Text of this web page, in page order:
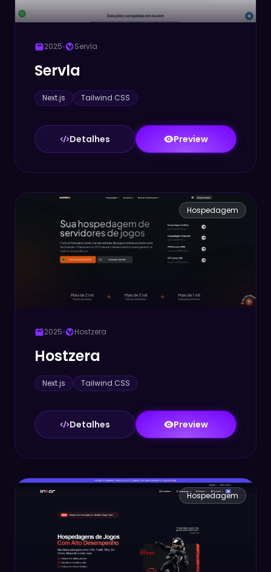
2025 Servla
Servla
Next.js Tailwind CSS
Detalhes Preview
Hospedagem
2025 Hostzera
Hostzera
Next.js Tailwind CSS
Detalhes Preview
Hospedagem